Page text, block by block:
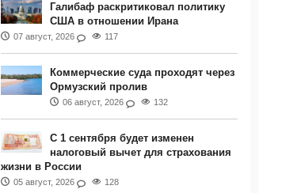
Галибаф раскритиковал политику
США в отношении Ирана
07 август, 2026 117
Коммерческие суда проходят через
Ормузский пролив
06 август, 2026 132
С 1 сентября будет изменен
налоговый вычет для страхования
жизни в России
05 август, 2026 128